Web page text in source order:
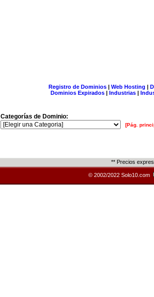
Registro de Dominios| Web Hosting |
Dominios Expirados | Industrias |
Categorías de Dominio:
[Pág.
** Precios
© 2002/2022 Solo10.com